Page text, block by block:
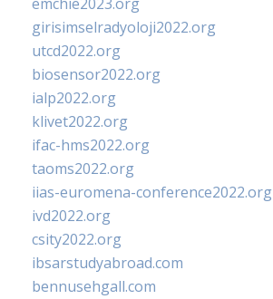
girisimselradyoloji2022.org
utcd2022.org
biosensor2022.org
ialp2022.org
klivet2022.org
ifac-hms2022.org
taoms2022.org
iias-euromena-conference2022.org
ivd2022.org
csity2022.org
ibsarstudyabroad.com
bennusehgall.com